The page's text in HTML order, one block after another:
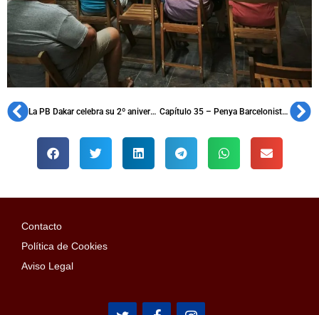
La PB Dakar celebra su 2º aniversario culminando su 2º Torneo de Fútbol Capítulo 35 – Penya Barcelonista de Cardedeu, fundada en 1959
Contacto
Política de Cookies
Aviso Legal